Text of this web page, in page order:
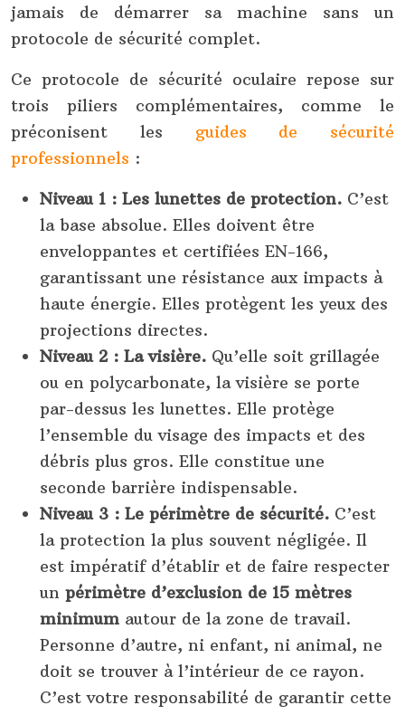
jamais de démarrer sa machine sans un
protocole de sécurité complet.
Ce protocole de sécurité oculaire repose sur
trois piliers complémentaires, comme le
préconisent les guides de sécurité
professionnels :
Niveau 1 : Les lunettes de protection. C’est
la base absolue. Elles doivent être
enveloppantes et certifiées EN-166,
garantissant une résistance aux impacts à
haute énergie. Elles protègent les yeux des
projections directes.
Niveau 2 : La visière. Qu’elle soit grillagée
ou en polycarbonate, la visière se porte
par-dessus les lunettes. Elle protège
l’ensemble du visage des impacts et des
débris plus gros. Elle constitue une
seconde barrière indispensable.
Niveau 3 : Le périmètre de sécurité. C’est
la protection la plus souvent négligée. Il
est impératif d’établir et de faire respecter
un périmètre d’exclusion de 15 mètres
minimum autour de la zone de travail.
Personne d’autre, ni enfant, ni animal, ne
doit se trouver à l’intérieur de ce rayon.
C’est votre responsabilité de garantir cette